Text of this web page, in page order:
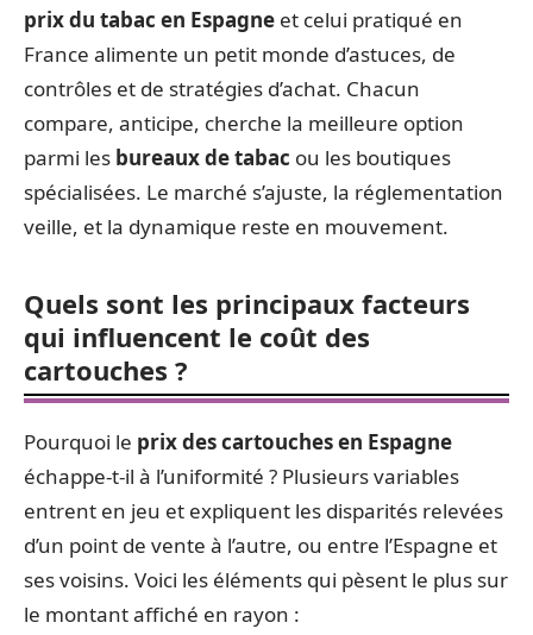
prix du tabac en Espagne et celui pratiqué en
France alimente un petit monde d’astuces, de
contrôles et de stratégies d’achat. Chacun
compare, anticipe, cherche la meilleure option
parmi les bureaux de tabac ou les boutiques
spécialisées. Le marché s’ajuste, la réglementation
veille, et la dynamique reste en mouvement.
Quels sont les principaux facteurs
qui influencent le coût des
cartouches ?
Pourquoi le prix des cartouches en Espagne
échappe-t-il à l’uniformité ? Plusieurs variables
entrent en jeu et expliquent les disparités relevées
d’un point de vente à l’autre, ou entre l’Espagne et
ses voisins. Voici les éléments qui pèsent le plus sur
le montant affiché en rayon :